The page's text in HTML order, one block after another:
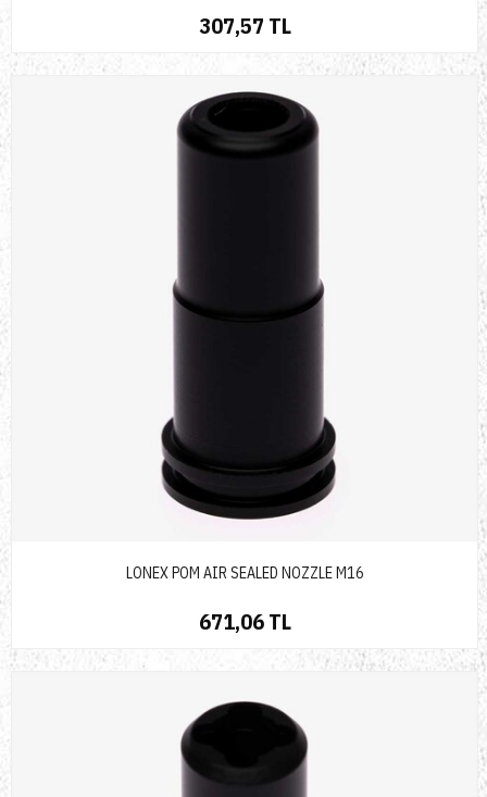
307,57 TL
LONEX POM AIR SEALED NOZZLE M16
671,06 TL